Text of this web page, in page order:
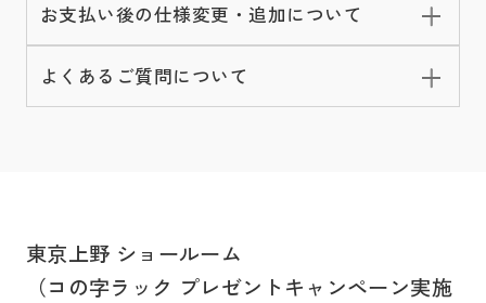
お支払い後の仕様変更・追加について
よくあるご質問について
東京上野 ショールーム
（コの字ラック プレゼントキャンペーン実施